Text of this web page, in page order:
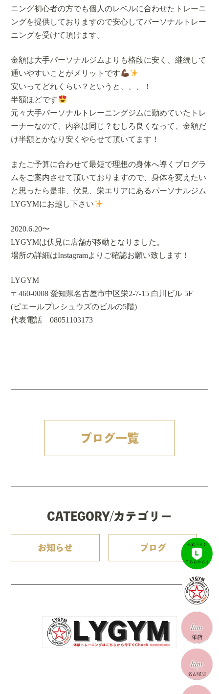
ニング初心者の方でも個人のレベルに合わせたトレーニ
ングを提供しておりますので安心してパーソナルトレー
ニングを受けて頂けます。
金額は大手パーソナルジムよりも格段に安く、継続して
通いやすいことがメリットです
安いってどれくらい？というと、、、！
半額ほどです
元々大手パーソナルトレーニングジムに勤めていたトレ
ーナーなのて、内容は同じ？むしろ良くなって、金額だ
け半額とかなり安くやらせて頂いてます！
またご予算に合わせて最短で理想の身体へ導くプログラ
ムをご案内させて頂いておりますので、身体を変えたい
と思ったら是非、伏見、栄エリアにあるパーソナルジム
LYGYMにお越し下さい
2020.6.20〜
LYGYMは伏見に店舗が移動となりました。
場所の詳細はInstagramよりご確認お願い致します！
LYGYM
〒460-0008 愛知県名古屋市中区栄2-7-15 白川ビル 5F
(ピエールプレシュウズのビルの5階)
代表電話 08051103173
ブログ一覧
CATEGORY/カテゴリー
お知らせ ブログ